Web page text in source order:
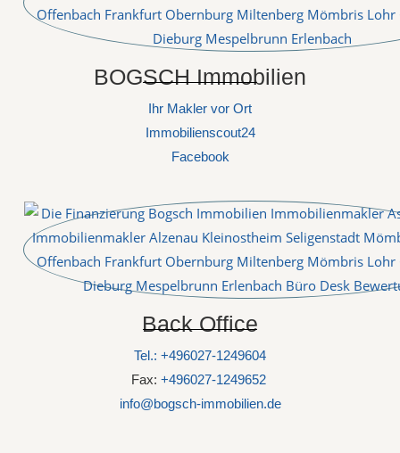
BOGSCH Immobilien
Ihr Makler vor Ort
Immobilienscout24
Facebook
Back Office
Tel.: +496027-1249604
Fax: +496027-1249652
info@bogsch-immobilien.de